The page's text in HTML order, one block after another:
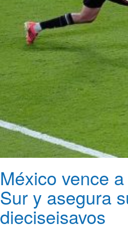
México vence
Sur y asegura
dieciseisavos